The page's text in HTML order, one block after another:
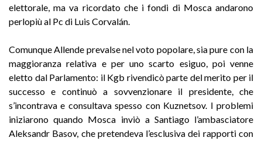
elettorale, ma va ricordato che i fondi di Mosca andarono
perlopiù al Pc di Luis Corvalán.
Comunque Allende prevalse nel voto popolare, sia pure con la
maggioranza relativa e per uno scarto esiguo, poi venne
eletto dal Parlamento: il Kgb rivendicò parte del merito per il
successo e continuò a sovvenzionare il presidente, che
s’incontrava e consultava spesso con Kuznetsov. I problemi
iniziarono quando Mosca inviò a Santiago l’ambasciatore
Aleksandr Basov, che pretendeva l’esclusiva dei rapporti con